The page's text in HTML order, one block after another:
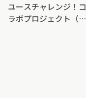
ユースチャレンジ！コ
ラボプロジェクト（若